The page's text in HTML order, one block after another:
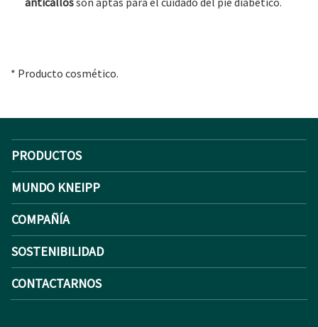
* Producto cosmético.
PRODUCTOS
MUNDO KNEIPP
COMPAÑÍA
SOSTENIBILIDAD
CONTACTARNOS